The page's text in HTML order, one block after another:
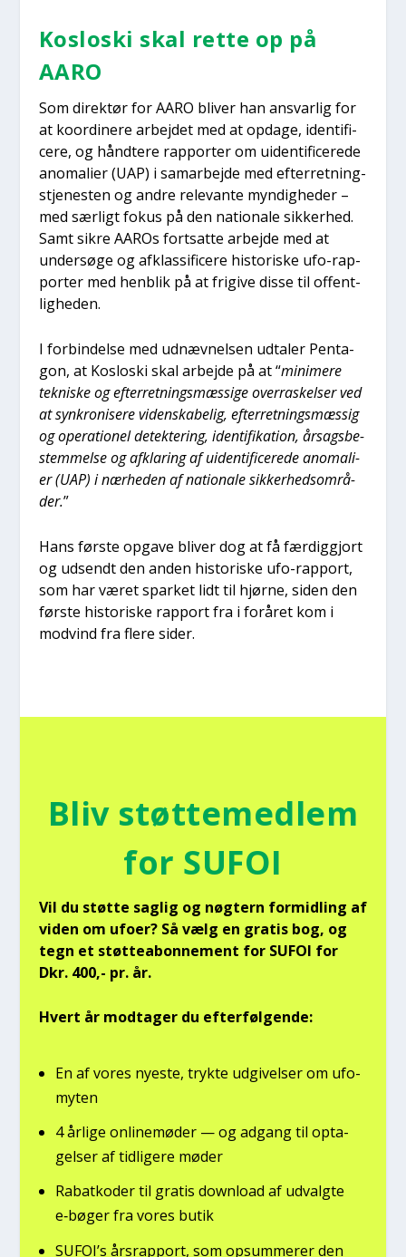
Koslo­ski skal ret­te op på
AARO
Som direk­tør for AARO bli­ver han ansvar­lig for
at koor­di­ne­re arbej­det med at opda­ge, iden­ti­fi­
ce­re, og hånd­te­re rap­por­ter om uiden­ti­fi­ce­re­de
ano­ma­li­er (UAP) i sam­ar­bej­de med efter­ret­ning­
s­tje­ne­sten og andre rele­van­te myn­dig­he­der –
med sær­ligt fokus på den natio­na­le sik­ker­hed.
Samt sik­re AAROs fort­sat­te arbej­de med at
under­sø­ge og afklas­si­fi­ce­re histo­ri­ske ufo-rap­
por­ter med hen­blik på at fri­gi­ve dis­se til offent­
lig­he­den.
I for­bin­del­se med udnæv­nel­sen udta­ler Pen­ta­
gon, at Koslo­ski skal arbej­de på at “mini­me­re
tek­ni­ske og efter­ret­nings­mæs­si­ge over­ra­skel­ser ved
at syn­kro­ni­se­re viden­ska­be­lig, efter­ret­nings­mæs­sig
og ope­ra­tio­nel detek­te­ring, iden­ti­fi­ka­tion, årsags­be­
stem­mel­se og afkla­ring af uiden­ti­fi­ce­re­de ano­ma­li­
er (UAP) i nær­he­den af natio­na­le sik­ker­heds­om­rå­
der.”
Hans før­ste opga­ve bli­ver dog at få fær­dig­gjort
og udsendt den anden histo­ri­ske ufo-rap­port,
som har været spar­ket lidt til hjør­ne, siden den
før­ste histo­ri­ske rap­port fra i for­å­ret kom i
mod­vind fra fle­re sider.
Bliv støt­te­med­lem
for SUFOI
Vil du støt­te sag­lig og nøg­tern for­mid­ling af
viden om ufo­er? Så vælg en gra­tis bog, og
tegn et støt­tea­bon­ne­ment for SUFOI for
Dkr. 400,- pr. år.
Hvert år mod­ta­ger du efter­føl­gen­de:
En af vores nye­ste, tryk­te udgi­vel­ser om ufo­
myten
4 årli­ge onli­ne­mø­der — og adgang til opta­
gel­ser af tid­li­ge­re møder
Rabat­ko­der til gra­tis down­lo­ad af udvalg­te
e‑bøger fra vores butik
SUFOI’s års­rap­port, som opsum­me­rer den